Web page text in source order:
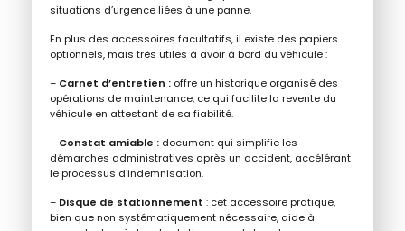
situations d’urgence liées à une panne.
En plus des accessoires facultatifs, il existe des papiers
optionnels, mais très utiles à avoir à bord du véhicule :
– Carnet d’entretien : offre un historique organisé des
opérations de maintenance, ce qui facilite la revente du
véhicule en attestant de sa fiabilité.
– Constat amiable : document qui simplifie les
démarches administratives après un accident, accélérant
le processus d’indemnisation.
– Disque de stationnement : cet accessoire pratique,
bien que non systématiquement nécessaire, aide à